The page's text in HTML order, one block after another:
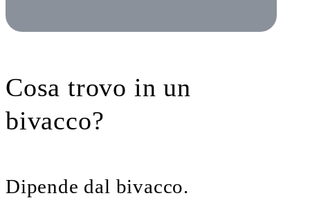
Cosa trovo in un
bivacco?
Dipende dal bivacco.